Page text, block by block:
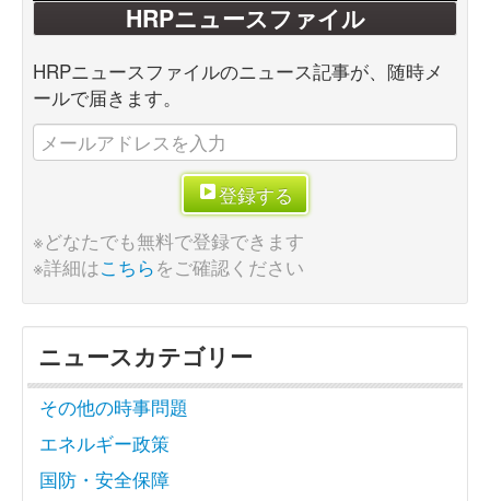
HRPニュースファイル
HRPニュースファイルのニュース記事が、随時メ
ールで届きます。
登録する
※どなたでも無料で登録できます
※詳細はこちらをご確認ください
ニュースカテゴリー
その他の時事問題
エネルギー政策
国防・安全保障